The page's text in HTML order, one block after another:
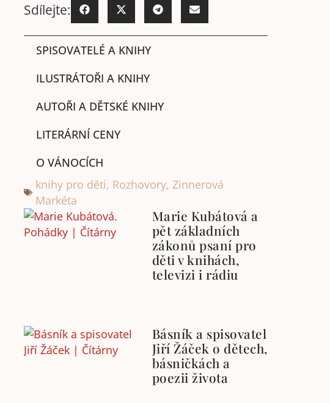
Sdílejte:
SPISOVATELÉ A KNIHY
ILUSTRÁTOŘI A KNIHY
AUTOŘI A DĚTSKÉ KNIHY
LITERÁRNÍ CENY
O VÁNOCÍCH
knihy pro děti, Rozhovory, Zinnerová
Markéta
Marie Kubátová a
pět základních
zákonů psaní pro
děti v knihách,
televizi i rádiu
Básník a spisovatel
Jiří Žáček o dětech,
básničkách a
poezii života